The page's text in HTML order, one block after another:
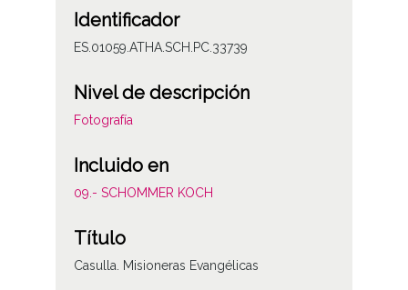
Identificador
ES.01059.ATHA.SCH.PC.33739
Nivel de descripción
Fotografía
Incluido en
09.- SCHOMMER KOCH
Título
Casulla. Misioneras Evangélicas